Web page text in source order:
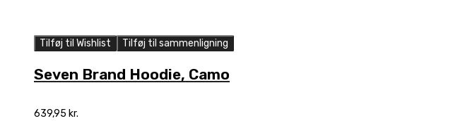
Tilføj til Wishlist Tilføj til sammenligning
Seven Brand Hoodie, Camo
639,95 kr.